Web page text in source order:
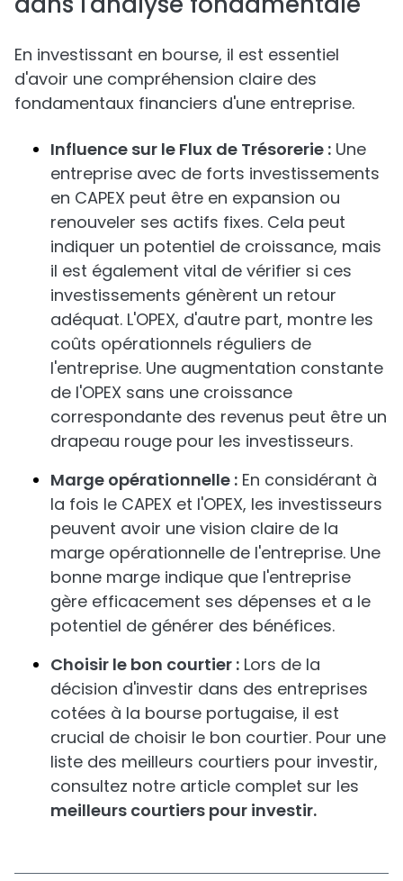
En investissant en bourse, il est essentiel
d'avoir une compréhension claire des
fondamentaux financiers d'une entreprise.
Influence sur le Flux de Trésorerie : Une
entreprise avec de forts investissements
en CAPEX peut être en expansion ou
renouveler ses actifs fixes. Cela peut
indiquer un potentiel de croissance, mais
il est également vital de vérifier si ces
investissements génèrent un retour
adéquat. L'OPEX, d'autre part, montre les
coûts opérationnels réguliers de
l'entreprise. Une augmentation constante
de l'OPEX sans une croissance
correspondante des revenus peut être un
drapeau rouge pour les investisseurs.
Marge opérationnelle : En considérant à
la fois le CAPEX et l'OPEX, les investisseurs
peuvent avoir une vision claire de la
marge opérationnelle de l'entreprise. Une
bonne marge indique que l'entreprise
gère efficacement ses dépenses et a le
potentiel de générer des bénéfices.
Choisir le bon courtier : Lors de la
décision d'investir dans des entreprises
cotées à la bourse portugaise, il est
crucial de choisir le bon courtier. Pour une
liste des meilleurs courtiers pour investir,
consultez notre article complet sur les
meilleurs courtiers pour investir.